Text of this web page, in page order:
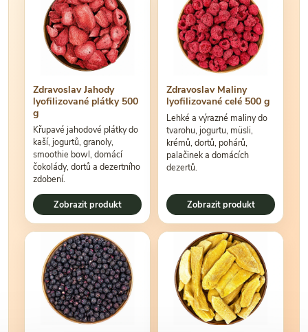
Zdravoslav Jahody
lyofilizované plátky 500
g
Křupavé jahodové plátky do
kaší, jogurtů, granoly,
smoothie bowl, domácí
čokolády, dortů a dezertního
zdobení.
Zobrazit produkt
Zdravoslav Maliny
lyofilizované celé 500 g
Lehké a výrazné maliny do
tvarohu, jogurtu, müsli,
krémů, dortů, pohárů,
palačinek a domácích
dezertů.
Zobrazit produkt